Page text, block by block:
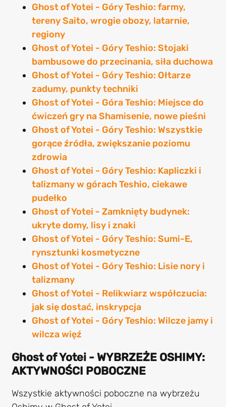
Ghost of Yotei - Góry Teshio: farmy,
tereny Saito, wrogie obozy, latarnie,
regiony
Ghost of Yotei - Góry Teshio: Stojaki
bambusowe do przecinania, siła duchowa
Ghost of Yotei - Góry Teshio: Ołtarze
zadumy, punkty techniki
Ghost of Yotei - Góra Teshio: Miejsce do
ćwiczeń gry na Shamisenie, nowe pieśni
Ghost of Yotei - Góry Teshio: Wszystkie
gorące źródła, zwiększanie poziomu
zdrowia
Ghost of Yotei - Góry Teshio: Kapliczki i
talizmany w górach Teshio, ciekawe
pudełko
Ghost of Yotei - Zamknięty budynek:
ukryte domy, lisy i znaki
Ghost of Yotei - Góry Teshio: Sumi-E,
rynsztunki kosmetyczne
Ghost of Yotei - Góry Teshio: Lisie nory i
talizmany
Ghost of Yotei - Relikwiarz współczucia:
jak się dostać, inskrypcja
Ghost of Yotei - Góry Teshio: Wilcze jamy i
wilcza więź
Ghost of Yotei - WYBRZEŻE OSHIMY:
AKTYWNOŚCI POBOCZNE
Wszystkie aktywności poboczne na wybrzeżu